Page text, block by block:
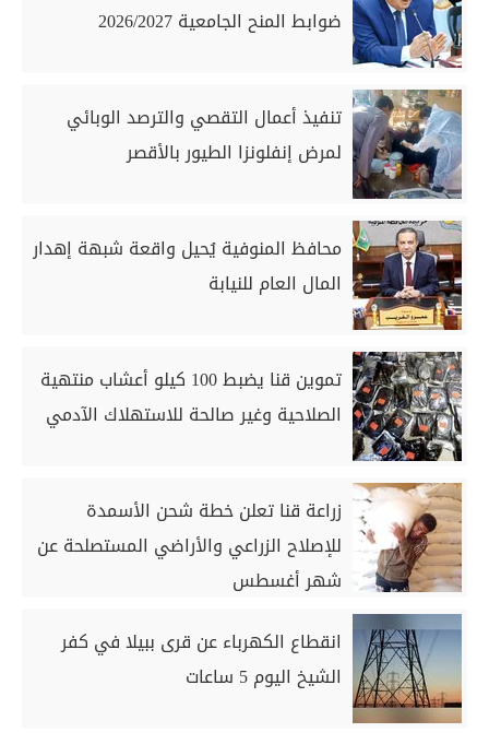
ضوابط المنح الجامعية 2026/2027
تنفيذ أعمال التقصي والترصد الوبائي
لمرض إنفلونزا الطيور بالأقصر
محافظ المنوفية يُحيل واقعة شبهة إهدار
المال العام للنيابة
تموين قنا يضبط 100 كيلو أعشاب منتهية
الصلاحية وغير صالحة للاستهلاك الآدمي
زراعة قنا تعلن خطة شحن الأسمدة
للإصلاح الزراعي والأراضي المستصلحة عن
شهر أغسطس
انقطاع الكهرباء عن قرى ببيلا في كفر
الشيخ اليوم 5 ساعات